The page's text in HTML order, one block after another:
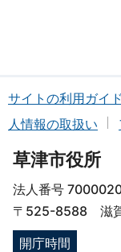
サイトの利用ガイド
人情報の取扱い
草津市役所
法人番号
〒525-8588 滋
開庁時間